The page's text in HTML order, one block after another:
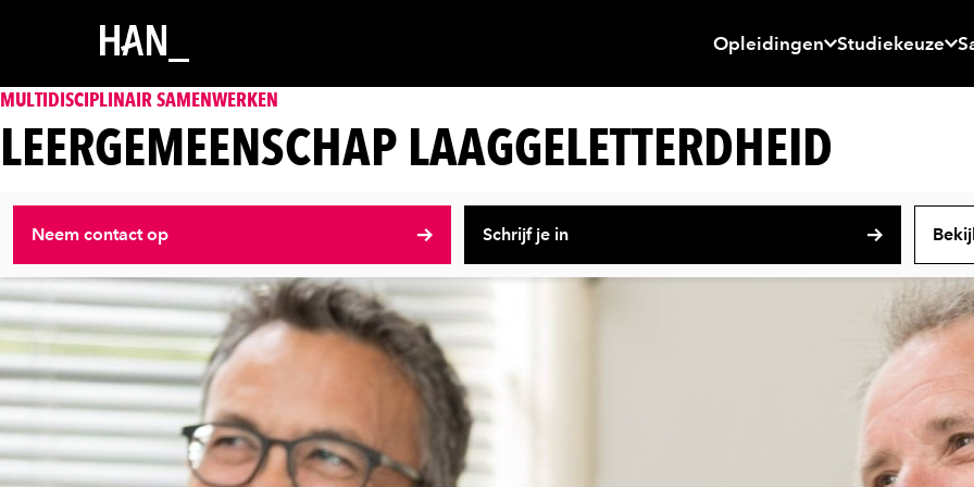
Opleidingen Studiekeuze
MULTIDISCIPLINAIR SAMENWERKEN
LEERGEMEENSCHAP LAAGGELETTERDHEID
Neem contact op Schrijf je in